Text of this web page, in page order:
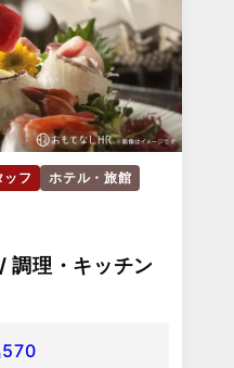
ッフ
ホテル・旅館
調理・キッチン
570